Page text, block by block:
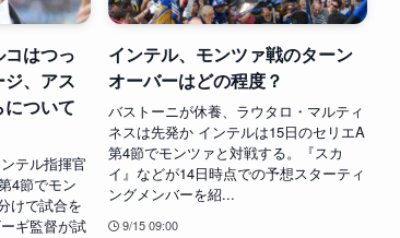
はつっ
、アス
ついて
テル指揮官
4節でモン
けで試合を
ギ監督が試
インテル、モンツァ戦のターン
オーバーはどの程度？
バストーニが休養、ラウタロ・マルティ
ネスは先発か インテルは15日のセリエA
第4節でモンツァと対戦する。『スカ
イ』などが14日時点での予想スターティ
ングメンバーを紹...
9/15 09:00